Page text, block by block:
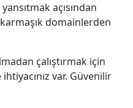
açısından
domainlerden
çalıştırmak için
var. Güvenilir